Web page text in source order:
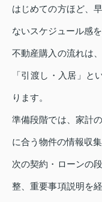
はじめての方ほど、
ないスケジュール感
不動産購入の流れは
「引渡し・入居」と
ります。
準備段階では、家計
に合う物件の情報収
次の契約・ローンの
整、重要事項説明を